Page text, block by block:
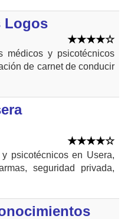
Logos
médicos y psicotécnicos
de carnet de conducir
psicotécnicos en Usera,
seguridad privada,